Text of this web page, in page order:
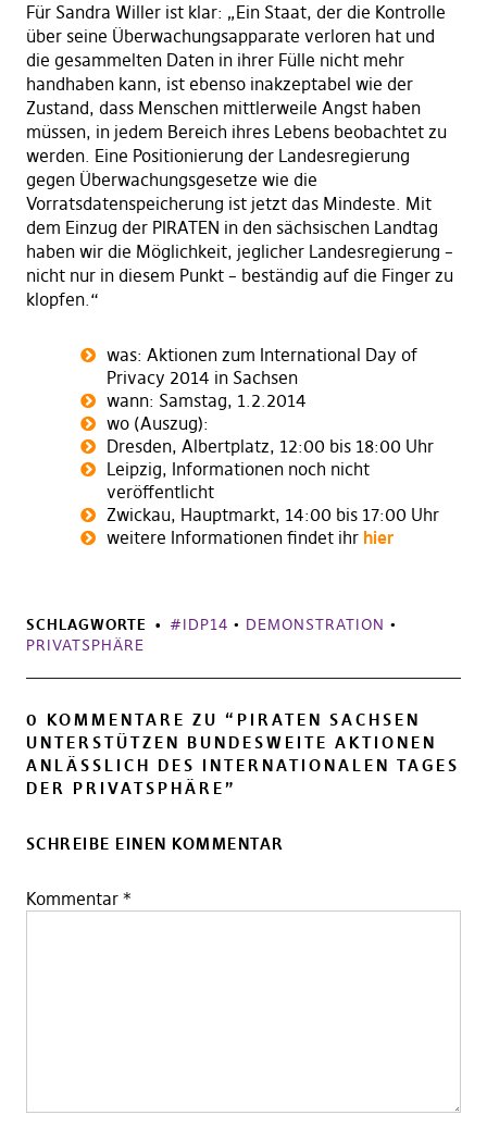
Für Sandra Willer ist klar: „Ein Staat, der die Kontrolle
über seine Überwachungsapparate verloren hat und
die gesammelten Daten in ihrer Fülle nicht mehr
handhaben kann, ist ebenso inakzeptabel wie der
Zustand, dass Menschen mittlerweile Angst haben
müssen, in jedem Bereich ihres Lebens beobachtet zu
werden. Eine Positionierung der Landesregierung
gegen Überwachungsgesetze wie die
Vorratsdatenspeicherung ist jetzt das Mindeste. Mit
dem Einzug der PIRATEN in den sächsischen Landtag
haben wir die Möglichkeit, jeglicher Landesregierung –
nicht nur in diesem Punkt – beständig auf die Finger zu
klopfen.“
was: Aktionen zum International Day of
Privacy 2014 in Sachsen
wann: Samstag, 1.2.2014
wo (Auszug):
Dresden, Albertplatz, 12:00 bis 18:00 Uhr
Leipzig, Informationen noch nicht
veröffentlicht
Zwickau, Hauptmarkt, 14:00 bis 17:00 Uhr
weitere Informationen findet ihr hier
SCHLAGWORTE #IDP14 • DEMONSTRATION •
PRIVATSPHÄRE
0 KOMMENTARE ZU “ PIRATEN SACHSEN
UNTERSTÜTZEN BUNDESWEITE AKTIONEN
ANLÄSSLICH DES INTERNATIONALEN TAGES
DER PRIVATSPHÄRE”
SCHREIBE EINEN KOMMENTAR
Kommentar *